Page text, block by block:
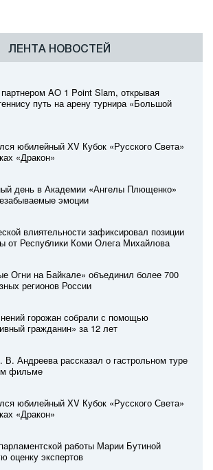
ЛЕНТА НОВОСТЕЙ
партнером AO 1 Point Slam, открывая
путь на арену турнира «Большой
юбилейный XV Кубок «Русского Света»
«Дракон»
день в Академии «Ангелы Плющенко»
эмоции
влиятельности зафиксировал позиции
от Республики Коми Олега Михайлова
Огни на Байкале» объединил более 700
регионов России
горожан собрали с помощью
гражданин» за 12 лет
Андреева рассказал о гастрольном туре
фильме
юбилейный XV Кубок «Русского Света»
«Дракон»
работы Марии Бутиной
оценку экспертов